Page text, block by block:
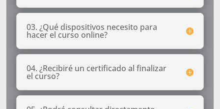
03. ¿Qué dispositivos necesito para
hacer el curso online?
04. ¿Recibiré un certificado al finalizar
el curso?